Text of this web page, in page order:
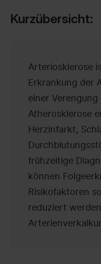
Kurzübersicht:
Arteriosklerose
Erkrankung der
einer
Atherosklerose
Herzinfarkt,
frühzeitige
können
Risikofaktoren
reduziert